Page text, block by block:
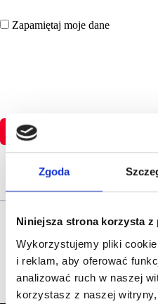
Zgoda
Niniejsza strona korzysta z
Wykorzystujemy pliki
i reklam, aby oferować
analizować ruch w naszej
korzystasz z naszej
Zapamiętaj moje dane
Nie
Nie masz jeszcze